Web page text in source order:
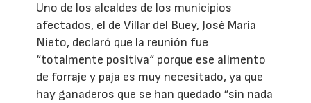
Uno de los alcaldes de los municipios
afectados, el de Villar del Buey, José María
Nieto, declaró que la reunión fue
“totalmente positiva“ porque ese alimento
de forraje y paja es muy necesitado, ya que
hay ganaderos que se han quedado ”sin nada